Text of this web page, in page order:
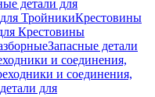
детали для
ТройникиКрестовины
Крестовины
Запасные детали
и соединения,
и соединения,
для